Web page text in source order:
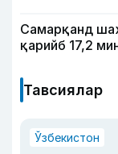
Самарқанд
қарийб 17,2
Тавсиялар
Ўзбекистон